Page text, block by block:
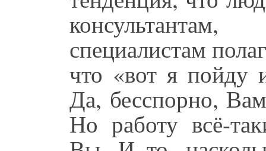
специалистам
что «вот я пойду
Да, бесспорно,
Но работу всё-